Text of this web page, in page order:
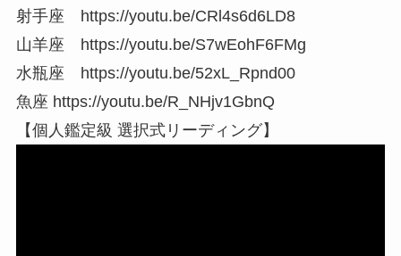
射手座 https://youtu.be/CRl4s6d6LD8
山羊座 https://youtu.be/S7wEohF6FMg
水瓶座 https://youtu.be/52xL_Rpnd00
魚座 https://youtu.be/R_NHjv1GbnQ
【個人鑑定級 選択式リーディング】